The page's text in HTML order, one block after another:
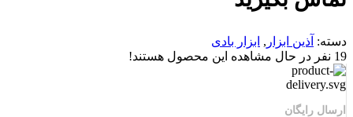
دسته: آذین ابزار , ابزار بادی
19 نفر در حال مشاهده این محصول هستند!
ارسال رایگان